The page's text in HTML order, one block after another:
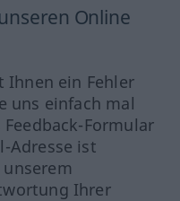
Online
Ihnen ein Fehler
uns einfach mal
Formular
Adresse ist
Ihrer